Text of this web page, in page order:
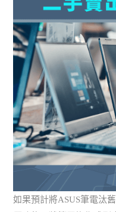
如果預計將ASUS筆電汰